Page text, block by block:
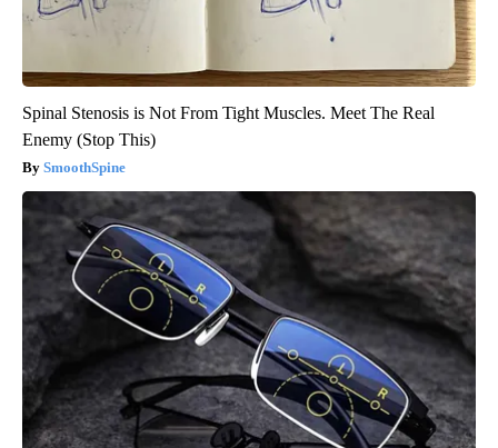
Spinal Stenosis is Not From Tight Muscles. Meet The Real
Enemy (Stop This)
SmoothSpine